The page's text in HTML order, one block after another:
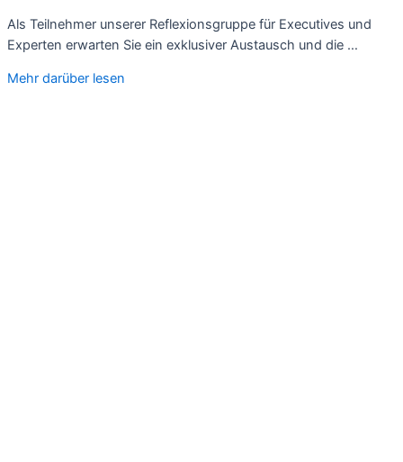
Als Teilnehmer unserer Reflexionsgruppe für Executives und
Experten erwarten Sie ein exklusiver Austausch und die …
Mehr darüber lesen